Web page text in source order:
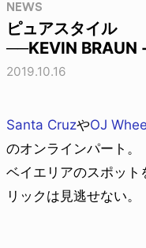
NEWS
ピュアスタイル
──KEVIN BRAUN
2019.10.16
Santa CruzやOJ
のオンラインパート。
ベイエリアのスポット
リックは見逃せない。